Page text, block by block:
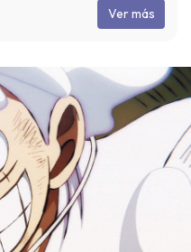
Ver más